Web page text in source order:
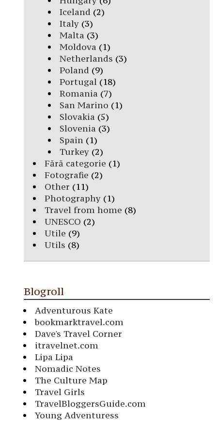
Iceland (2)
Italy(3)
Malta (3)
Moldova (1)
Netherlands (3)
Poland (9)
Portugal(18)
Romania (7)
San Marino (1)
Slovakia (5)
Slovenia (3)
Spain(1)
Turkey(2)
Fără categorie (1)
Fotografie (2)
Other (11)
Photography (1)
Travel from home (8)
UNESCO (2)
Utile (9)
Utils (8)
Blogroll
Adventurous Kate
bookmarktravel.com
Dave's Travel Corner
itravelnet.com
Lipa Lipa
Nomadic Notes
The Culture Map
Travel Girls
TravelBloggersGuide.com
Young Adventuress